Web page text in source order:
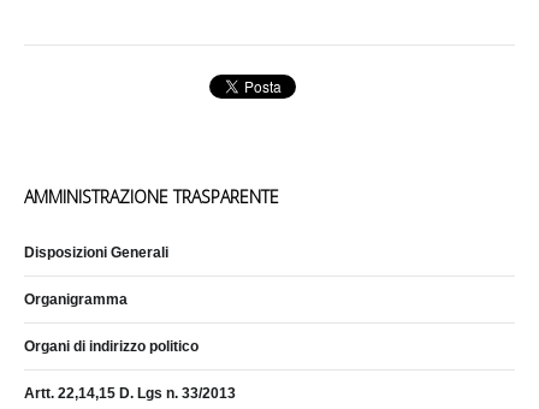
AMMINISTRAZIONE TRASPARENTE
Disposizioni Generali
Organigramma
Organi di indirizzo politico
Artt. 22,14,15 D. Lgs n. 33/2013